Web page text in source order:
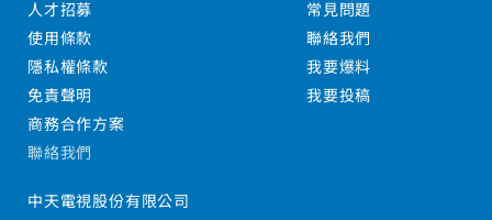
人才招募
使用條款
隱私權條款
免責聲明
商務合作方案
常見問題
聯絡我們
我要爆料
我要投稿
聯絡我們
中天電視股份有限公司